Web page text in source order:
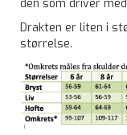
den som driver
Drakten er liten i
størrelse.